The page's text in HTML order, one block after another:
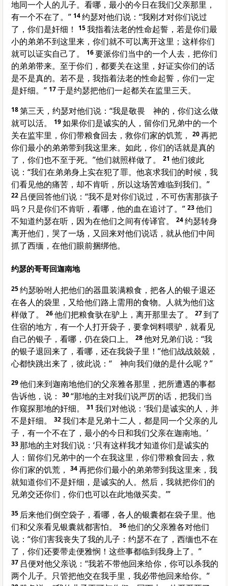
地同一个人的儿子。看哪，最小的今日在我们父亲那里，
有一个不在了。” 14约瑟对他们说：“我刚才对你们说过
了，你们是奸细！
15我指着法老的性命起誓，若是你们最
小的弟弟不到这里来，你们就不可以离开这里；这样你们
就可以证实自己了。
16要派你们当中的一个人去，把你们
的弟弟带来。至于你们，都要关在这里，好证实你们的话
是不是真的。若不是，我指着法老的性命起誓，你们一定
是奸细。” 17于是约瑟把他们一起都关在监里三天。
18第三天， 约瑟对他们说：“我是敬畏 神的，你们这么做
就可以活。
19如果你们是诚实的人，留你们兄弟中的一个
关在监牢里，你们带粮食回去，救你们家的饥荒，
20再把
你们最小的弟弟带到我这里来。如此，你们的话就是真的
了，你们也不至于死。”他们就照样做了。
21 他们彼此
说：“我们在弟弟身上实在犯了罪。他哀求我们的时候，我
们看见他的痛苦，却不肯听，所以这场苦难临到我们。”
22 吕便回答他们说：“我不是对你们说过，不可伤害那孩子
吗？只是你们不肯听，看哪，他的血在追讨了。” 23他们
不知道约瑟在听，因为在他们之间有传译官。 24约瑟转身
离开他们，哭了一场，又回来对他们说话，就从他们中间
抓了西缅 ，在他们眼前捆绑他。
约瑟的哥哥回迦南地
25约瑟吩咐人把他们的器皿装满粮食，把各人的银子退还
在各人的袋里，又给他们路上需用的食物。人就为他们这
样做了。
26他们把粮食驮在驴上，离开那里去了。 27到了
住宿的地方，有一个人打开袋子，要拿饲料喂驴，就看见
自己的银子，看哪，仍在袋口上。
28他对兄弟们说：“我
的银子退回来了，看哪，还在我袋子里！”他们战战兢兢，
心都快跳出来了，彼此说：“ 神向我们做的是什么呢？”
29他们来到迦南地他们的父亲雅各那里，把所遭遇的事都
告诉他，说：
30“那地的主对我们说严厉的话，把我们当
作窥探那地的奸细。
31 我们对他说：‘我们是诚实的人，并
不是奸细。
32我们本是兄弟十二人，都是同一个父亲的儿
子，有一个不在了，最小的今日和我们父亲在迦南地。’
33那地的主对我们说：‘只有这样我才知道你们是诚实的
人：留你们兄弟中的一个在我这里，你们带粮食回去，救
你们家的饥荒，
34再把你们最小的弟弟带到我这里来，我
就知道你们不是奸细，是诚实的人。然后，我就把你们的
兄弟交还你们，你们也可以在此地做买卖。’”
35 后来他们倒空袋子，看哪，各人的银囊都在袋子里。他
们和父亲看见银囊就都害怕。
36他们的父亲雅各对他们
说：“你们害我丧失了我的儿子： 约瑟不在了， 西缅也不在
了，你们还要带走便雅悯 ！这些事都临到我身上了。”
37 吕便对他父亲说：“我若不带他回来给你，你可以杀我的
两个儿子。只管把他交在我手里，我必带他回来给你。”